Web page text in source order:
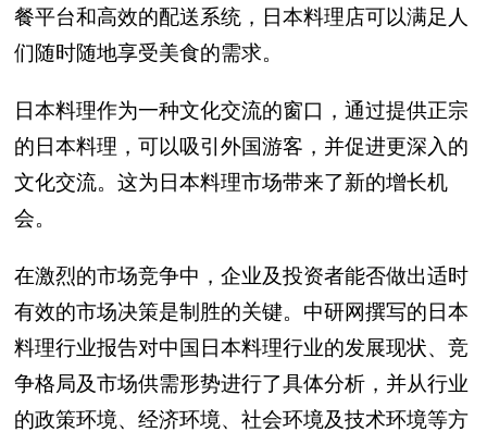
餐平台和高效的配送系统，日本料理店可以满足人
们随时随地享受美食的需求。
日本料理作为一种文化交流的窗口，通过提供正宗
的日本料理，可以吸引外国游客，并促进更深入的
文化交流。这为日本料理市场带来了新的增长机
会。
在激烈的市场竞争中，企业及投资者能否做出适时
有效的市场决策是制胜的关键。中研网撰写的日本
料理行业报告对中国日本料理行业的发展现状、竞
争格局及市场供需形势进行了具体分析，并从行业
的政策环境、经济环境、社会环境及技术环境等方